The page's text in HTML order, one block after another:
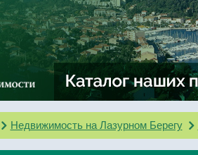
Недвижимость на Лазурном Берегу